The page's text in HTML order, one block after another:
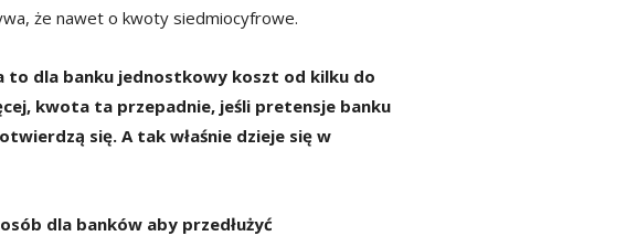
że nawet o kwoty siedmiocyfrowe.
to dla banku jednostkowy koszt od kilku do
kwota ta przepadnie, jeśli pretensje banku
się. A tak właśnie dzieje się w
dla banków aby przedłużyć